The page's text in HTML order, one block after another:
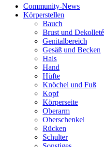
NEUESTE TATTOOS
KOMMENTARE
FORUM
HILFE
Community-News
Körperstellen
Bauch
Brust und Dekolleté
Genitalbereich
Gesäß und Becken
Hals
Hand
Hüfte
Knöchel und Fuß
Kopf
Körperseite
Oberarm
Oberschenkel
Rücken
Schulter